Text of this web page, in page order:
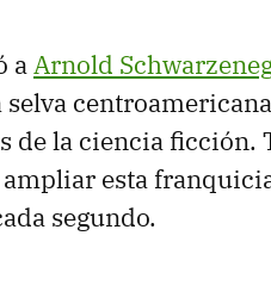
aArnold
de la ciencia ficción.
esta
segundo.